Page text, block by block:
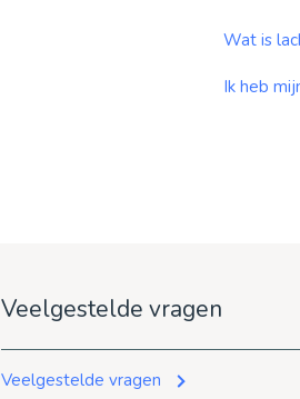
Wat is
Ik heb
Veelgestelde vragen
Veelgestelde vragen